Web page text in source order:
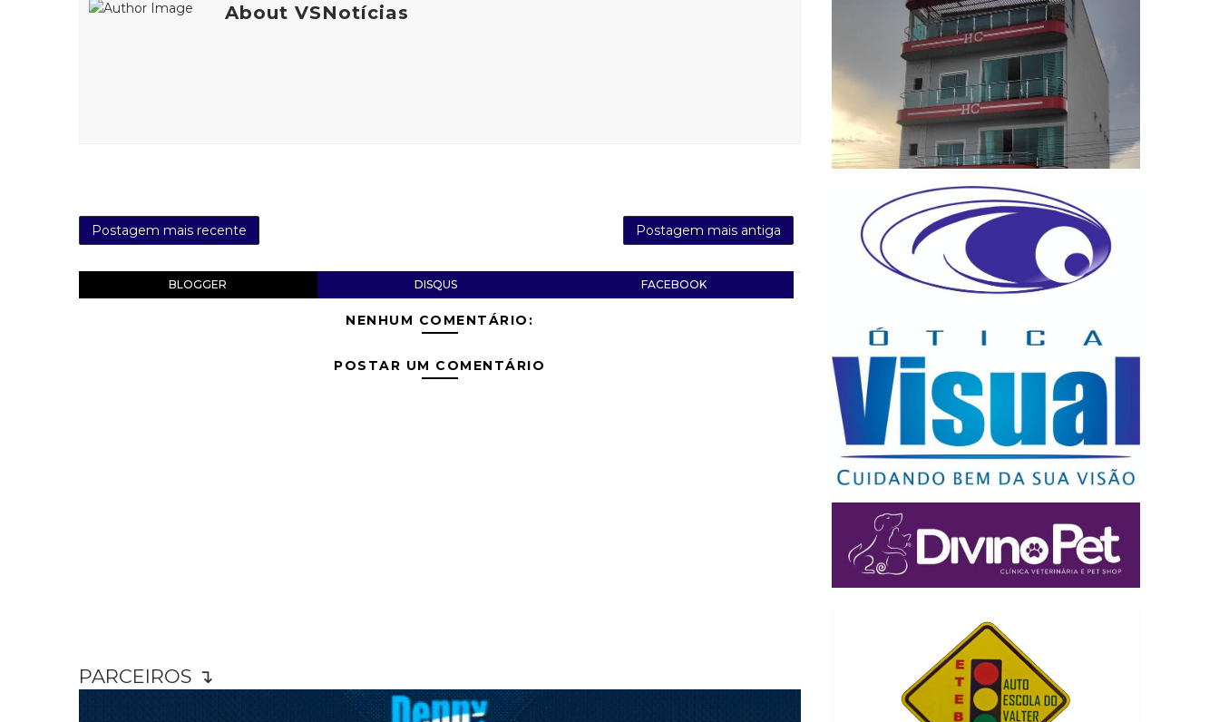
About VSNotícias
Postagem mais recente Postagem mais antiga
BLOGGER DISQUS FACEBOOK
NENHUM COMENTÁRIO:
POSTAR UM COMENTÁRIO
PARCEIROS ↴